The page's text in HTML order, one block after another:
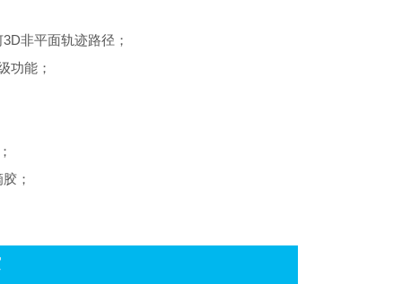
非平面轨迹路径；
功能；
；